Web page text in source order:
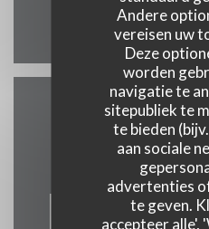
Andere
vereisen uw
Deze
worden
navigatie te
sitepubliek te
te bieden
aan sociale
advertenties
te geven.
accepteer alle',
Neem